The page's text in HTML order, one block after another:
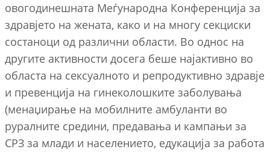
овогодинешната Меѓународна Конференција за
здравјето на жената, како и на многу секциски
состаноци од различни области. Во однос на
другите активности досега беше најактивно во
областа на сексуалното и репродуктивно здравје
и превенција на гинеколошките заболувања
(менаџирање на мобилните амбуланти во
руралните средини, предавања и кампањи за
СРЗ за млади и населението, едукација за работа